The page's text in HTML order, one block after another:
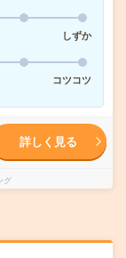
しずか
コツコツ
詳しく見る
グ